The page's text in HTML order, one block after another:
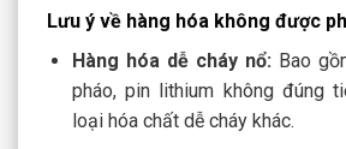
Lưu ý về hàng hóa không được
Hàng hóa dễ cháy nổ: Bao
pháo, pin lithium không đúng
loại hóa chất dễ cháy khác.